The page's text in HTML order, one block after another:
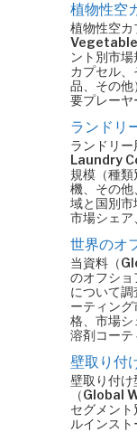
植物性空
植物性空
Vegetable
ント別市
カプセル
品、その他
要プレー
ランドリ
ランドリ
Laundry
規模（種
機、その
域と国別市
市場シェ
世界のオ
当資料（
のオフショ
について
ーティン
格、市場シ
溶剤コー
壁取り付
壁取り付け
（Global
セグメン
ルインス